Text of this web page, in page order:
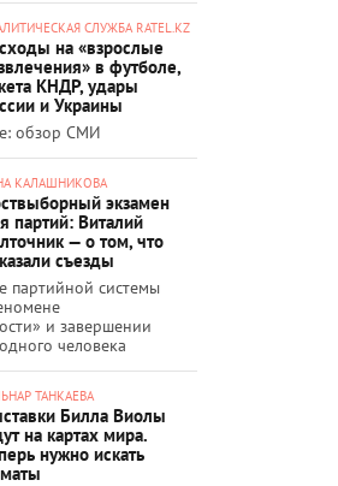
СЛУЖБА RATEL.KZ
на «взрослые
в футболе,
КНДР, удары
и Украины
обзор СМИ
КАЛАШНИКОВА
экзамен
партий: Виталий
— о том, что
съезды
партийной системы
и завершении
человека
ТАНКАЕВА
Билла Виолы
на картах мира.
нужно искать